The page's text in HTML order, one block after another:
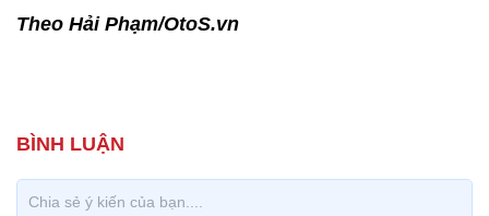
Theo Hải Phạm/OtoS.vn